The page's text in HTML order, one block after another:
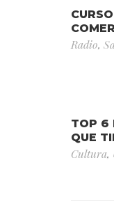
Radio,
TOP 6
QUE
Cultura,